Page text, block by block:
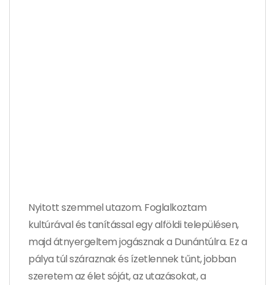
Nyitott szemmel utazom. Foglalkoztam
kultúrával és tanítással egy alföldi településen,
majd átnyergeltem jogásznak a Dunántúlra. Ez a
pálya túl száraznak és ízetlennek tűnt, jobban
szeretem az élet sóját, az utazásokat, a